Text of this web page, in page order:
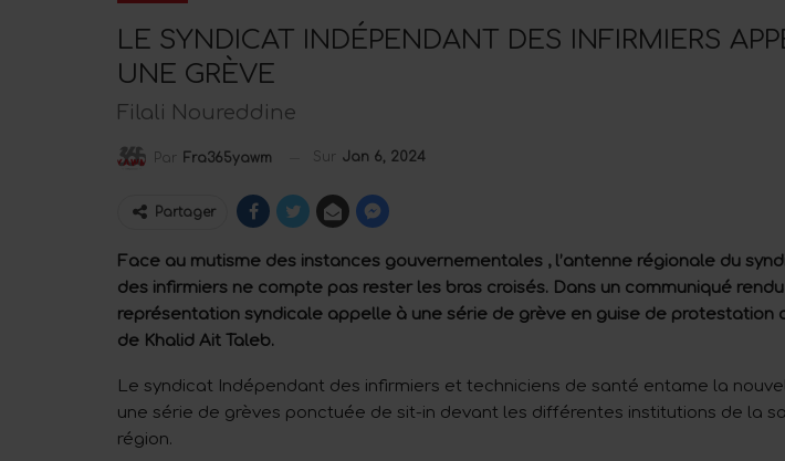
LE SYNDICAT INDÉPENDANT DES INFIRMIERS
UNE GRÈVE
Filali Noureddine
Par Fra365yawm Sur Jan 6, 2024
Partager
Face au mutisme des instances gouvernementales , l’antenne régionale du
des infirmiers ne compte pas rester les bras croisés. Dans un communiqué
représentation syndicale appelle à une série de grève en guise de protestation
de Khalid Ait Taleb.
Le syndicat Indépendant des infirmiers et techniciens de santé entame la
une série de grèves ponctuée de sit-in devant les différentes institutions de la
région.